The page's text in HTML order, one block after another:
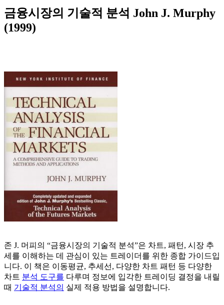
금융시장의 기술적 분석 John J. Murphy
(1999)
존 J. 머피의 “금융시장의 기술적 분석”은 차트, 패턴, 시장 추
세를 이해하는 데 관심이 있는 트레이더를 위한 종합 가이드입
니다. 이 책은 이동평균, 추세선, 다양한 차트 패턴 등 다양한
차트 분석 도구를 다루며 정보에 입각한 트레이딩 결정을 내릴
때 기술적 분석의 실제 적용 방법을 설명합니다.